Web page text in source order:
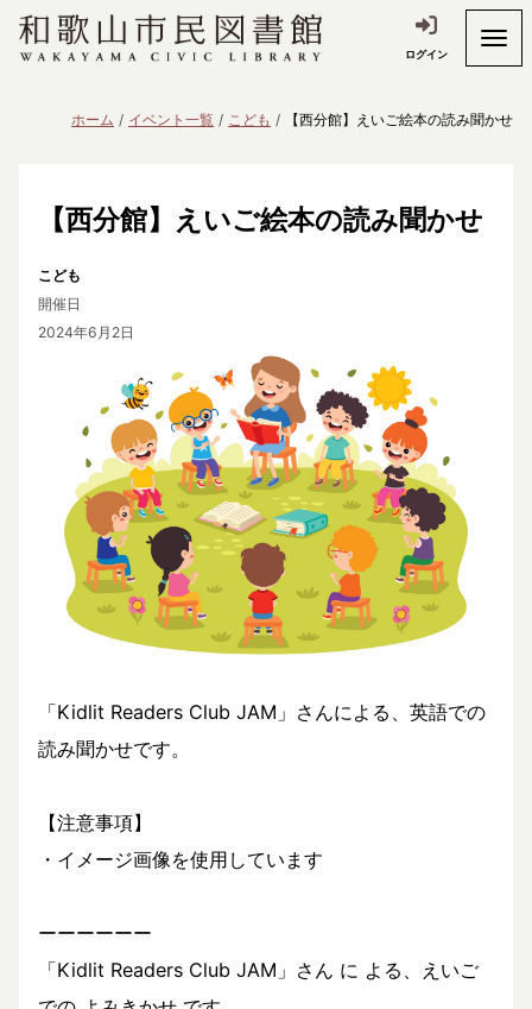
ログイン
ホーム イベント一覧 こども 【西分館】えいご絵本の読み聞かせ
【西分館】えいご絵本の読み聞かせ
こども
開催日
2024年6月2日
「Kidlit Readers Club JAM」さんによる、英語での
読み聞かせです。
【注意事項】
・イメージ画像を使用しています
ーーーーーー
「Kidlit Readers Club JAM」さん に よる、えいご